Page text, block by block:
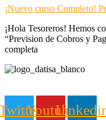
¡Nuevo curso Completo!
¡Hola Tesoreros! Hemos
“Prevision de Cobros y
completa
Youtube